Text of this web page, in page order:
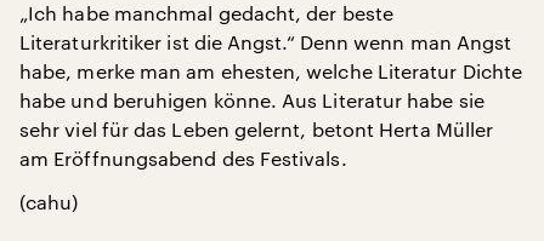
„Ich habe manchmal gedacht, der beste
Literaturkritiker ist die Angst.“ Denn wenn man Angst
habe, merke man am ehesten, welche Literatur Dichte
habe und beruhigen könne. Aus Literatur habe sie
sehr viel für das Leben gelernt, betont Herta Müller
am Eröffnungsabend des Festivals.
(cahu)